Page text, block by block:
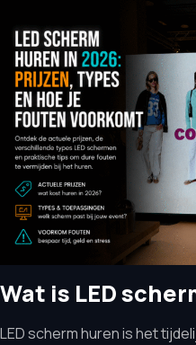
Wat is LED
LED scherm huren is het